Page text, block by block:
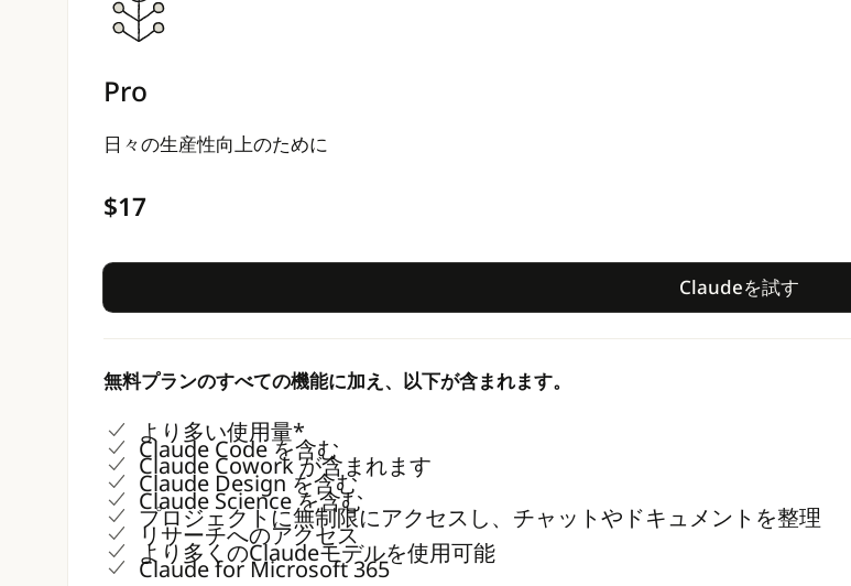
Pro
日々の生産性向上のために
$17
Claudeを試す
無料プランのすべての機能に加え、以下が含まれます。
より多い使用量*
Claude Code を含む
Claude Cowork が含まれます
Claude Design を含む
Claude Science を含む
プロジェクトに無制限にアクセスし、チャットやドキュメントを整理
リサーチへのアクセス
より多くのClaudeモデルを使用可能
Claude for Microsoft 365